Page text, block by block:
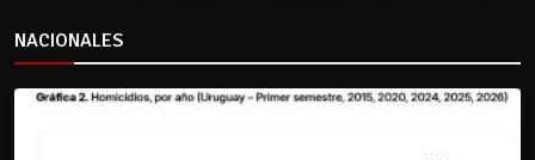
NACIONALES